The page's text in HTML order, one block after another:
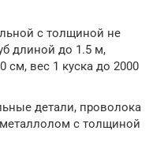
с толщиной не
длиной до 1.5 м,
вес 1 куска до 2000
детали, проволока
с толщиной